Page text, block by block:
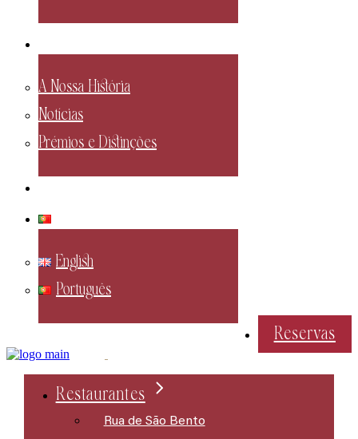
A Nossa História
Notícias
Prémios e Distinções
English
Português
Reservas
Restaurantes
Rua de São Bento